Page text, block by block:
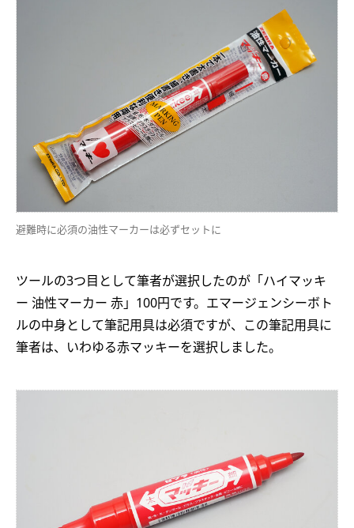
避難時に必須の油性マーカーは必ずセットに
ツールの3つ目として筆者が選択したのが「ハイマッキ
ー 油性マーカー 赤」100円です。エマージェンシーボト
ルの中身として筆記用具は必須ですが、この筆記用具に
筆者は、いわゆる赤マッキーを選択しました。